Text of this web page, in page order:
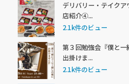
デリバリー・テイク
店紹介④...
2.1k件のビュー
第３回勉強会『僕と
出掛けま...
2.1k件のビュー